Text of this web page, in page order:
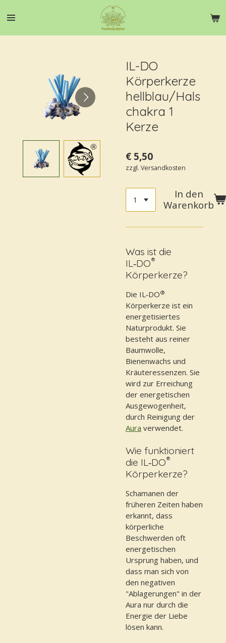
Hauptinhalt
IL-DO
Körperkerze
hellblau/Hals
chakra 1
Kerze
€ 5,50
zzgl. Versandkosten
In den
Warenkorb
Was ist die
IL‑DO®
Körperkerze?
Die IL‑DO®
Körperkerze ist ein
energetisiertes
Naturprodukt. Sie
besteht aus reiner
Baumwolle,
Bienenwachs und
Kräuteressenzen. Sie
wird zur Erreichung
der energetischen
Ausgewogenheit,
durch Reinigung der
Aura verwendet.
Wie funktioniert
die IL‑DO®
Körperkerze?
Schamanen der
früheren Zeiten haben
erkannt, dass
körperliche
Beschwerden oft
energetischen
Ursprung haben, und
dass man sich von
den negativen
"Ablagerungen" in der
Aura nur durch die
Energie der Liebe
lösen kann.